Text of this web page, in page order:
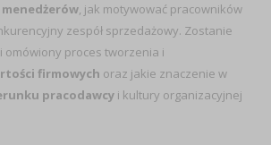
menedżerów, jak motywować pracowników
zespół sprzedażowy. Zostanie
proces tworzenia i
firmowych oraz jakie znaczenie w
pracodawcy i kultury organizacyjnej